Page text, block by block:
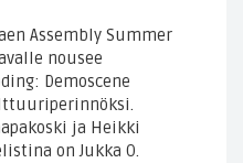
Assembly Summer
nousee
Demoscene
ja Heikki
on Jukka O.